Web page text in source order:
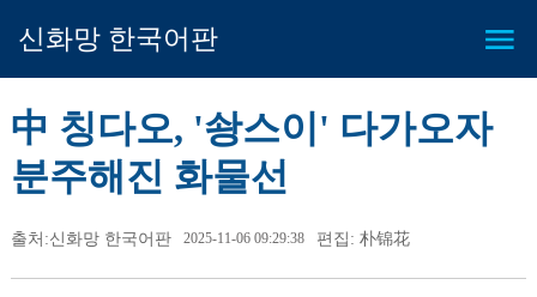
신화망 한국어판
中 칭다오, '솽스이' 다가오자
분주해진 화물선
출처:신화망 한국어판 2025-11-06 09:29:38 편집: 朴锦花